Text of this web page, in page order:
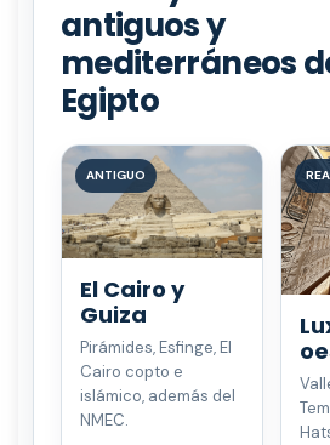
antiguos y
mediterráneos
Egipto
ANTIGUO
El Cairo y
Guiza
Pirámides, Esfinge, El
Cairo copto e
islámico, además del
NMEC.